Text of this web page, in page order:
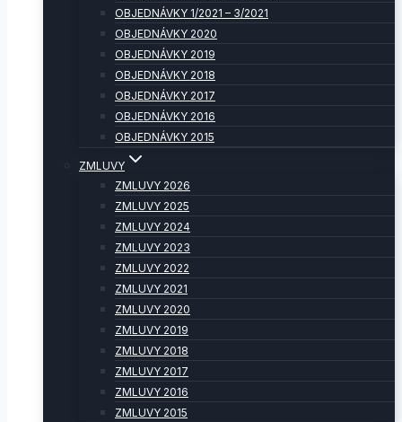
OBJEDNÁVKY 1/2021 – 3/2021
OBJEDNÁVKY 2020
OBJEDNÁVKY 2019
OBJEDNÁVKY 2018
OBJEDNÁVKY 2017
OBJEDNÁVKY 2016
OBJEDNÁVKY 2015
ZMLUVY
ZMLUVY 2026
ZMLUVY 2025
ZMLUVY 2024
ZMLUVY 2023
ZMLUVY 2022
ZMLUVY 2021
ZMLUVY 2020
ZMLUVY 2019
ZMLUVY 2018
ZMLUVY 2017
ZMLUVY 2016
ZMLUVY 2015